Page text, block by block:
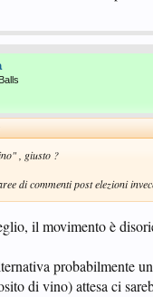
, giusto ?
di commenti post elezioni
il movimento è
probabilmente
di vino) attesa ci